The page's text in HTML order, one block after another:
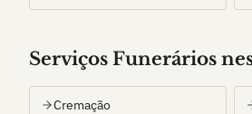
Serviços Funerários
Cremação